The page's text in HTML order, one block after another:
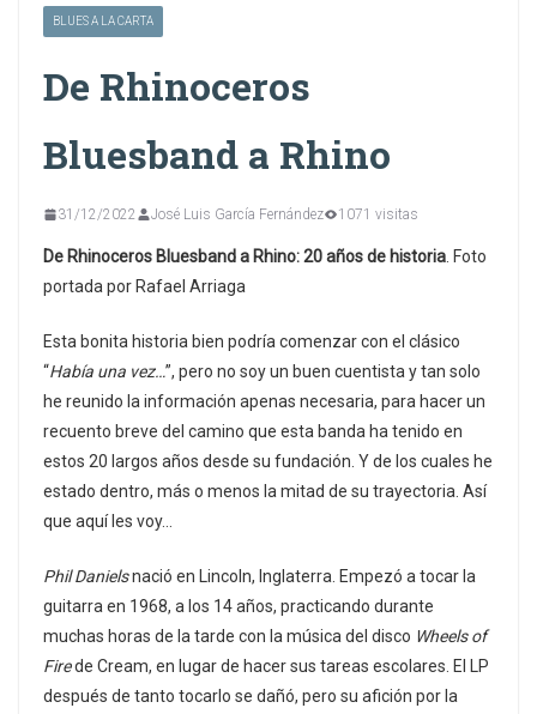
BLUES A LA CARTA
De Rhinoceros
Bluesband a Rhino
31/12/2022 José Luis García Fernández 1071 visitas
De Rhinoceros Bluesband a Rhino: 20 años de historia . Foto
portada por Rafael Arriaga
Esta bonita historia bien podría comenzar con el clásico
“Había una vez…”, pero no soy un buen cuentista y tan solo
he reunido la información apenas necesaria, para hacer un
recuento breve del camino que esta banda ha tenido en
estos 20 largos años desde su fundación. Y de los cuales he
estado dentro, más o menos la mitad de su trayectoria. Así
que aquí les voy…
Phil Danielsnació en Lincoln, Inglaterra. Empezó a tocar la
guitarra en 1968, a los 14 años, practicando durante
muchas horas de la tarde con la música del disco Wheels of
Firede Cream, en lugar de hacer sus tareas escolares. El LP
después de tanto tocarlo se dañó, pero su afición por la